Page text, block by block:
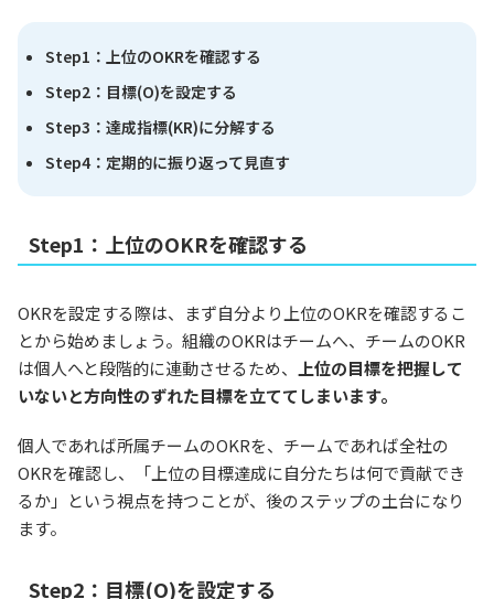
Step1：上位のOKRを確認する
Step2：目標(O)を設定する
Step3：達成指標(KR)に分解する
Step4：定期的に振り返って見直す
Step1：上位のOKRを確認する
OKRを設定する際は、まず自分より上位のOKRを確認するこ
とから始めましょう。組織のOKRはチームへ、チームのOKR
は個人へと段階的に連動させるため、
上位の目標を把握して
いないと方向性のずれた目標を立ててしまいます。
個人であれば所属チームのOKRを、チームであれば全社の
OKRを確認し、「上位の目標達成に自分たちは何で貢献でき
るか」という視点を持つことが、後のステップの土台になり
ます。
Step2：目標(O)を設定する